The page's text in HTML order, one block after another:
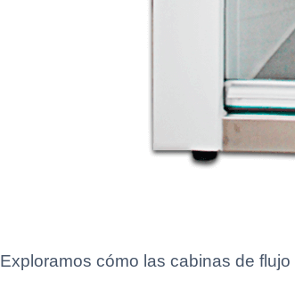
Exploramos cómo las cabinas de